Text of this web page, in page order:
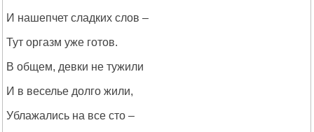
И нашепчет сладких слов –
Тут оргазм уже готов.
В общем, девки не тужили
И в веселье долго жили,
Ублажались на все сто –